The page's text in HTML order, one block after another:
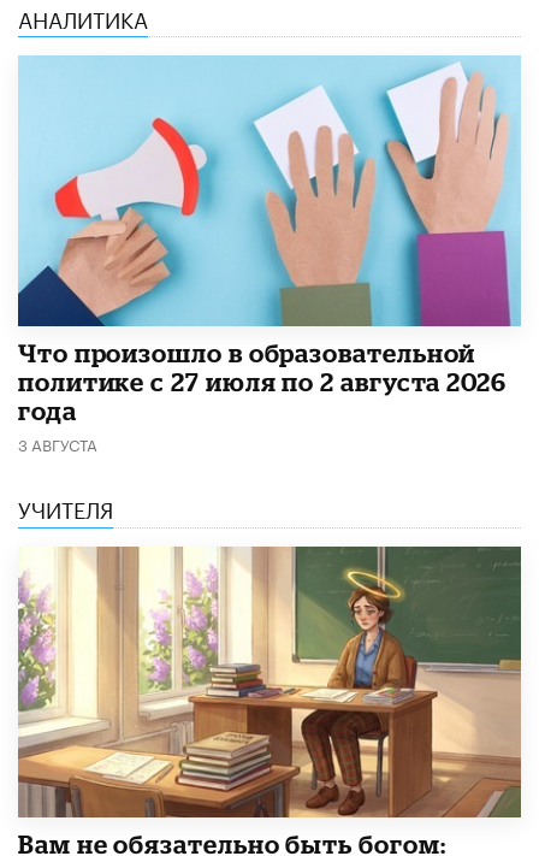
АНАЛИТИКА
​Что произошло в образовательной
политике с 27 июля по 2 августа 2026
года
3 АВГУСТА
УЧИТЕЛЯ
​Вам не обязательно быть богом: